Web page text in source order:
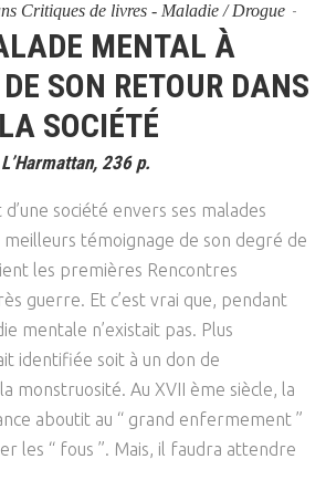
Critiques de livres - Maladie / Drogue
MENTAL À
DE SON RETOUR DANS
LA SOCIÉTÉ
236 p.
société envers ses malades
meilleurs témoignage de son degré de
les premières Rencontres
guerre. Et c’est vrai que, pendant
mentale n’existait pas. Plus
identifiée soit à un don de
monstruosité. Au XVII ème siècle, la
aboutit au “ grand enfermement ”
les “ fous ”. Mais, il faudra attendre